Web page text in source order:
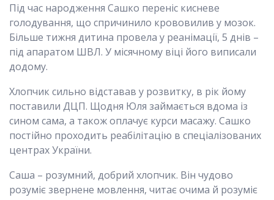
Під час народження Сашко переніс кисневе
голодування, що спричинило крововилив у мозок.
Більше тижня дитина провела у реанімації, 5 днів –
під апаратом ШВЛ. У місячному віці його виписали
додому.
Хлопчик сильно відставав у розвитку, в рік йому
поставили ДЦП. Щодня Юля займається вдома із
сином сама, а також оплачує курси масажу. Сашко
постійно проходить реабілітацію в спеціалізованих
центрах України.
Саша – розумний, добрий хлопчик. Він чудово
розуміє звернене мовлення, читає очима й розуміє